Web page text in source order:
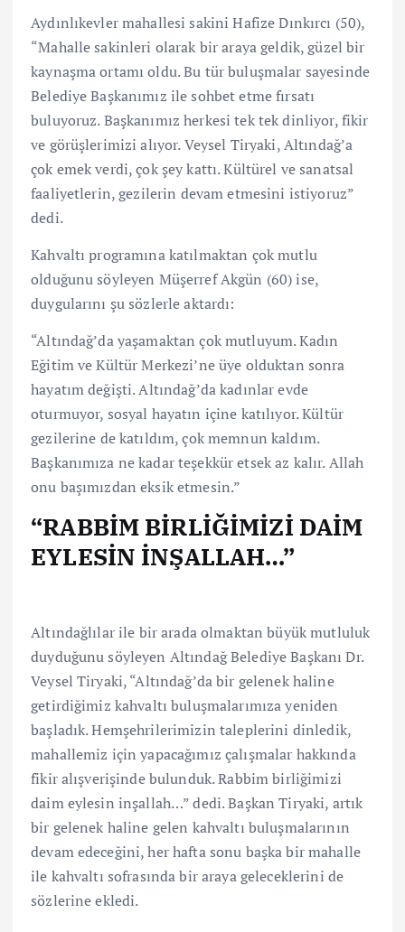
Aydınlıkevler mahallesi sakini Hafize Dınkırcı (50),
“Mahalle sakinleri olarak bir araya geldik, güzel bir
kaynaşma ortamı oldu. Bu tür buluşmalar sayesinde
Belediye Başkanımız ile sohbet etme fırsatı
buluyoruz. Başkanımız herkesi tek tek dinliyor, fikir
ve görüşlerimizi alıyor. Veysel Tiryaki, Altındağ’a
çok emek verdi, çok şey kattı. Kültürel ve sanatsal
faaliyetlerin, gezilerin devam etmesini istiyoruz”
dedi.
Kahvaltı programına katılmaktan çok mutlu
olduğunu söyleyen Müşerref Akgün (60) ise,
duygularını şu sözlerle aktardı:
“Altındağ’da yaşamaktan çok mutluyum. Kadın
Eğitim ve Kültür Merkezi’ne üye olduktan sonra
hayatım değişti. Altındağ’da kadınlar evde
oturmuyor, sosyal hayatın içine katılıyor. Kültür
gezilerine de katıldım, çok memnun kaldım.
Başkanımıza ne kadar teşekkür etsek az kalır. Allah
onu başımızdan eksik etmesin.”
“RABBİM BİRLİĞİMİZİ DAİM
EYLESİN İNŞALLAH…”
Altındağlılar ile bir arada olmaktan büyük mutluluk
duyduğunu söyleyen Altındağ Belediye Başkanı Dr.
Veysel Tiryaki, “Altındağ’da bir gelenek haline
getirdiğimiz kahvaltı buluşmalarımıza yeniden
başladık. Hemşehrilerimizin taleplerini dinledik,
mahallemiz için yapacağımız çalışmalar hakkında
fikir alışverişinde bulunduk. Rabbim birliğimizi
daim eylesin inşallah…” dedi. Başkan Tiryaki, artık
bir gelenek haline gelen kahvaltı buluşmalarının
devam edeceğini, her hafta sonu başka bir mahalle
ile kahvaltı sofrasında bir araya geleceklerini de
sözlerine ekledi.